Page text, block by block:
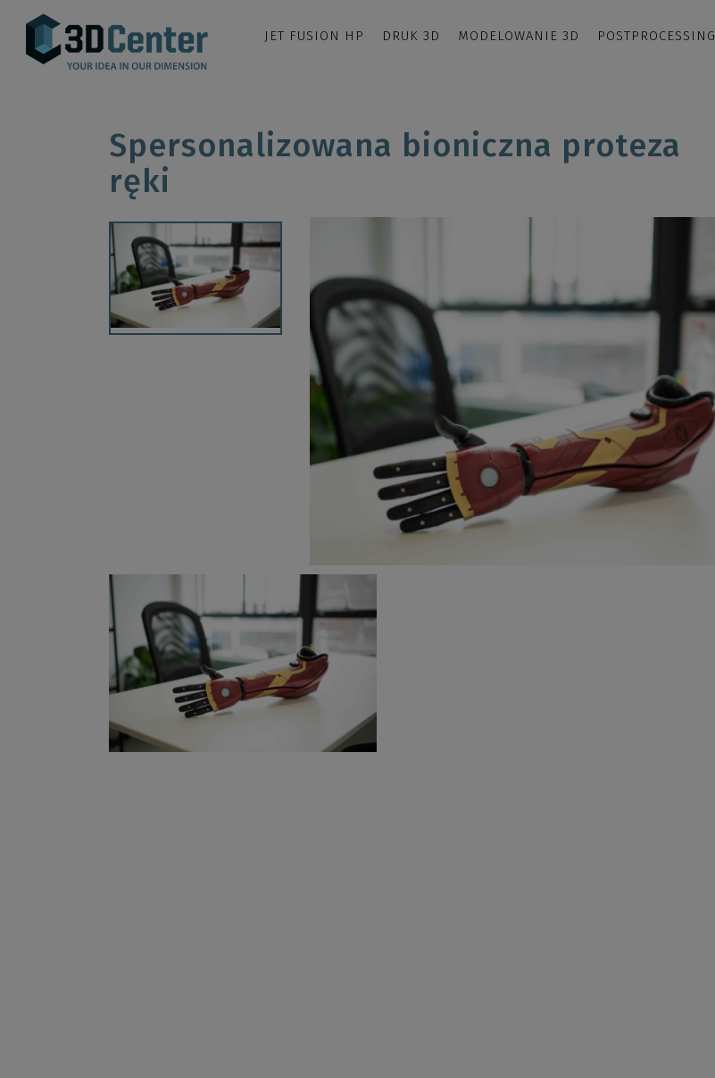
JET FUSION HP DRUK 3D MODELOWANIE 3D POSTPROCESSING
Spersonalizowana bioniczna proteza
ręki